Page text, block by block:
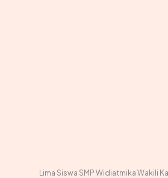
Lima Siswa SMP Widiatmika Wakili